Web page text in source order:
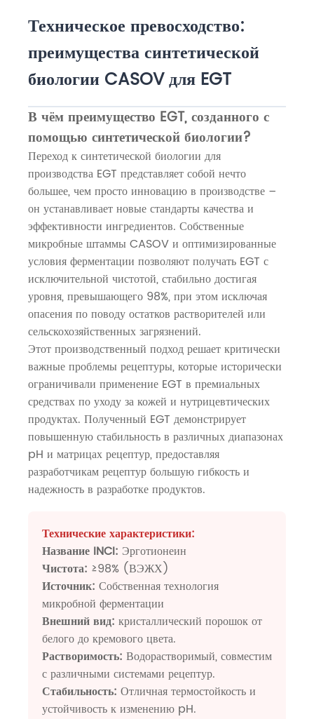
Техническое превосходство:
преимущества синтетической
биологии CASOV для EGT
В чём преимущество EGT, созданного с
помощью синтетической биологии?
Переход к синтетической биологии для
производства EGT представляет собой нечто
большее, чем просто инновацию в производстве –
он устанавливает новые стандарты качества и
эффективности ингредиентов. Собственные
микробные штаммы CASOV и оптимизированные
условия ферментации позволяют получать EGT с
исключительной чистотой, стабильно достигая
уровня, превышающего 98%, при этом исключая
опасения по поводу остатков растворителей или
сельскохозяйственных загрязнений.
Этот производственный подход решает критически
важные проблемы рецептуры, которые исторически
ограничивали применение EGT в премиальных
средствах по уходу за кожей и нутрицевтических
продуктах. Полученный EGT демонстрирует
повышенную стабильность в различных диапазонах
pH и матрицах рецептур, предоставляя
разработчикам рецептур большую гибкость и
надежность в разработке продуктов.
Технические характеристики:
Название INCI: Эрготионеин
Чистота: ≥98% (ВЭЖХ)
Источник: Собственная технология
микробной ферментации
Внешний вид: кристаллический порошок от
белого до кремового цвета.
Растворимость: Водорастворимый, совместим
с различными системами рецептур.
Стабильность: Отличная термостойкость и
устойчивость к изменению pH.